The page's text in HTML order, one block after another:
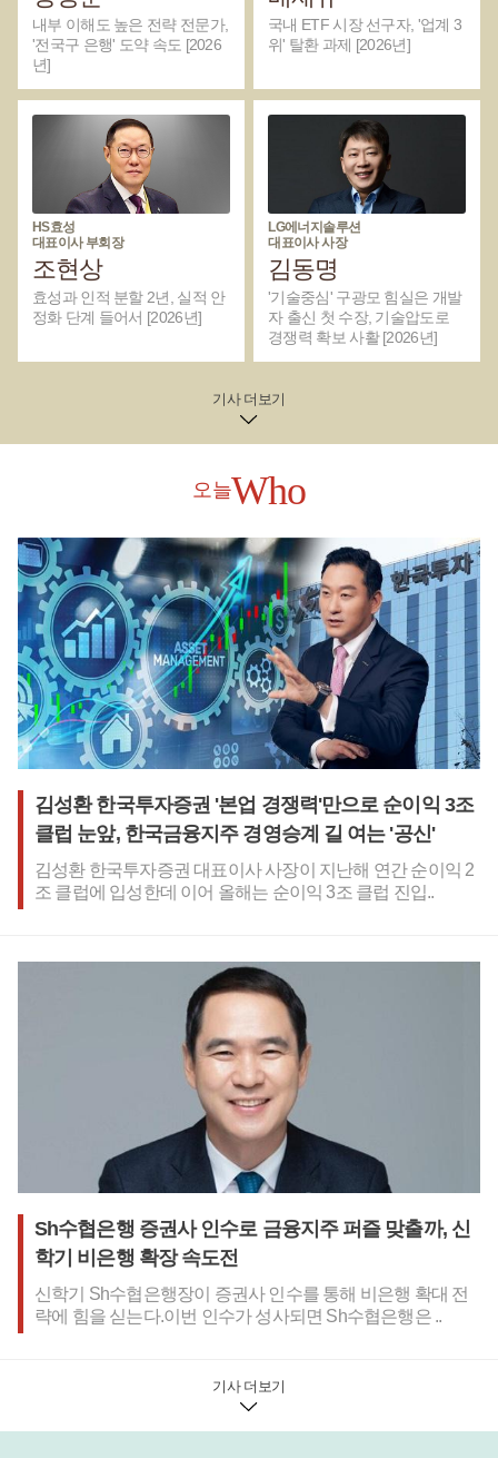
우건설, LG화학, SK이노베이션 등의 영업이익이 감소한 것으로
나타났다.배터리 분야는 결과가 엇갈리는 모습이었다. LG에너
지솔루션, 에코프로, 에코프로비엠 등은 영업이익이 늘어난 반
면 삼성SDI, 포스코퓨처엠 등은 감소했다.국내 상장사 가운데
2021~2025년 기간 동안 재생에너지 관련 사업 추진건수 상위
10대 기업을 모은 그래프. 위쪽부터 한국전력공사, 한화, SK, 한
화오션, HD현대, GS, 두산에너빌리티, HD한국조선해양, SK이
노베이션, 두산 등이다. <비즈니스포스트>조선 및 방산·항공우
주 기업들은 모두 수익이 늘었다. 한화오션, HD한국조선해양,
한화에어로스페이스, 한화시스템, HD현대중공업 등이 여기에
포함됐다.최근 조선과 방산 분야의 업황이 크게 개선된 영향을
많이 받았는데 사업경쟁력 확대를 위해 재생에너지 관련 사업
을 활발하게 추진한 것으로 풀이된다.재생에너지와 밀접한 연
관성이 있는 ESG(환경·사회·지배구조), 전환금융(녹색산업 지
원금융) 등과 관련된 보험사와 금융사들은 모두 수익이 늘었다.
삼성화재해상보험, 하나금융지주, KB금융, 신한지주, 한국금융
지주, 기업은행, NH투자증권, 삼성생명 등 8개사는 모두
2021~2025년까지 영업이익이 꾸준한 증가세를 보였다.재생에
너지 사업 분야와 직접적으로 연결된 전력기기 및 인프라 기업
해서 상승했다.국내외 산업계 등에서는 재생에너지 관련 투자
가 기업의 수익성에 좋지 않은 영향을 준다는 시각이 많았다. 재
간이 길고 투자수익률이 떨어질 수 있다는 것이다.일례로 로이
터를 비롯한 주요 외신 보도를 보면 올해 초 글로벌 에너지기업
BP가 재생에너지에서 기존 석유와 가스 투자에 우선순위를 두
는 방향으로 선회한다는 방침을 발표하면서 그 이유로 수익성
을 꼽았다. 쉘 역시 최근 유럽 풍력과 태양광 사업 매각 계획을
내놓으면서 석유와 가스 중심 전략으로 돌아섰다.이와 관련해
김선규 기후솔루션 전력시장계통팀 연구원은 비즈니스포스트
에 '개별 기업 실적에는 업황과 수출 등 다양한 요인이 작용하지
만 재생에너지 사업 확대가 기업의 실적을 위협한다는 일각의
주장은 이번 분석 결과와 부합하지 않는다'며 '오히려 전력망과
기자재를 비롯한 새로운 성장시장과 사업 기회를 확대하는 측
면에 주목해야 한다'고 말했다.비즈니스포스트는 이번 데이터
집계를 위해 한국 전자공시시스템 API키를 활용한 디지털 코딩
방식으로 정보를 일괄 집계해 활용했다.재생에너지, 에너지저
선별해 개별 프로젝트로 저장했다. 개별 프로젝트별로 중복되
는 사업명을 확인해 제거하는 방식으로 선별 작업을 수행해 결
수가 많으면 기업의 수익성이 좋아진다는 결론을 내기에는 한
계가 있다.또 사업횟수는 상대적으로 적으나 개별 사업의 규모
가 큰 삼성전자, SK하이닉스 등 반도체 관련 기업들이 집계 대
상에서 빠졌다는 점도 고려해야 한다. 손영호 기자
내부 이해도 높은 전략 전문가,
'전국구 은행' 도약 속도 [2026
년]
국내 ETF 시장 선구자, '업계 3
위' 탈환 과제 [2026년]
HS효성
대표이사 부회장
조현상
효성과 인적 분할 2년, 실적 안
정화 단계 들어서 [2026년]
LG에너지솔루션
대표이사 사장
김동명
'기술중심' 구광모 힘실은 개발
자 출신 첫 수장, 기술압도로
경쟁력 확보 사활 [2026년]
기사 더보기
오늘Who
김성환 한국투자증권 '본업 경쟁력'만으로 순이익 3조
클럽 눈앞, 한국금융지주 경영승계 길 여는 '공신'
김성환 한국투자증권 대표이사 사장이 지난해 연간 순이익 2
조 클럽에 입성한데 이어 올해는 순이익 3조 클럽 진입..
Sh수협은행 증권사 인수로 금융지주 퍼즐 맞출까, 신
학기 비은행 확장 속도전
신학기 Sh수협은행장이 증권사 인수를 통해 비은행 확대 전
략에 힘을 싣는다.이번 인수가 성사되면 Sh수협은행은 ..
기사 더보기